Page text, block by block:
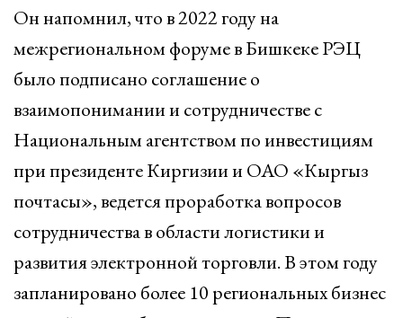
Он напомнил, что в 2022 году на
межрегиональном форуме в Бишкеке РЭЦ
было подписано соглашение о
взаимопонимании и сотрудничестве с
Национальным агентством по инвестициям
при президенте Киргизии и ОАО «Кыргыз
почтасы», ведется проработка вопросов
сотрудничества в области логистики и
развития электронной торговли. В этом году
запланировано более 10 региональных бизнес